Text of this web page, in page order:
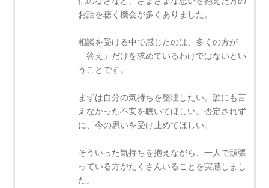
お話を聴く機会が多くありました。
相談を受ける中で感じたのは、多くの方が
「答え」だけを求めているわけではないとい
うことです。
まずは自分の気持ちを整理したい。誰にも言
えなかった不安を聴いてほしい。否定されず
に、今の思いを受け止めてほしい。
そういった気持ちを抱えながら、一人で頑張
っている方がたくさんいることを実感しまし
た。